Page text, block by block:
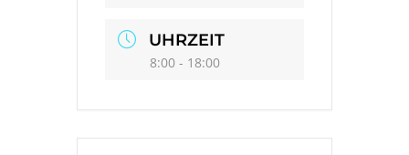
UHRZEIT
8:00 - 18:00